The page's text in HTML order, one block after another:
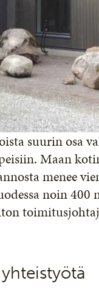
suurin osa
Maan
menee
noin 400